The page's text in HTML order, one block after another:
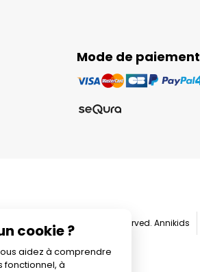
Mode de paiement
cookie ?
aidez à comprendre
fonctionnel, à
© 2026 All rights reserved. Annikids